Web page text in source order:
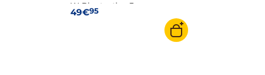
W Bluetooth x 3
49€95